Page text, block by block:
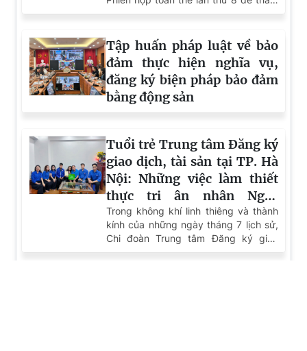
Lan tỏa truyền thống “Uống nước nhớ nguồn”:
Cục Đăng ký giao dịch bảo đảm và Bồi thường nhà
nước gặp mặt, tri ân thân nhân người có công với
cách mạng